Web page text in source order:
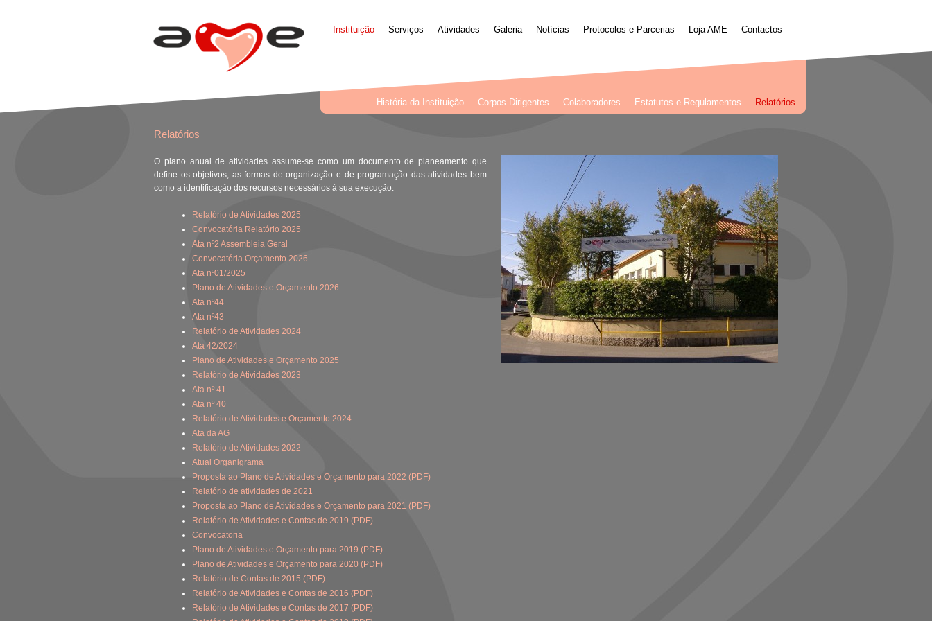
Instituição Serviços Atividades Galeria Notícias Protocolos e Parcerias Loja AME Contactos
História da Instituição Corpos Dirigentes Colaboradores Estatutos e Regulamentos Relatórios
Relatórios
O plano anual de atividades assume-se como um documento de planeamento que
define os objetivos, as formas de organização e de programação das atividades bem
como a identificação dos recursos necessários à sua execução.
Relatório de Atividades 2025
Convocatória Relatório 2025
Ata nº2 Assembleia Geral
Convocatória Orçamento 2026
Ata nº01/2025
Plano de Atividades e Orçamento 2026
Ata nº44
Ata nº43
Relatório de Atividades 2024
Ata 42/2024
Plano de Atividades e Orçamento 2025
Relatório de Atividades 2023
Ata nº 41
Ata nº 40
Relatório de Atividades e Orçamento 2024
Ata da AG
Relatório de Atividades 2022
Atual Organigrama
Proposta ao Plano de Atividades e Orçamento para 2022 (PDF)
Relatório de atividades de 2021
Proposta ao Plano de Atividades e Orçamento para 2021 (PDF)
Relatório de Atividades e Contas de 2019 (PDF)
Convocatoria
Plano de Atividades e Orçamento para 2019 (PDF)
Plano de Atividades e Orçamento para 2020 (PDF)
Relatório de Contas de 2015 (PDF)
Relatório de Atividades e Contas de 2016 (PDF)
Relatório de Atividades e Contas de 2017 (PDF)